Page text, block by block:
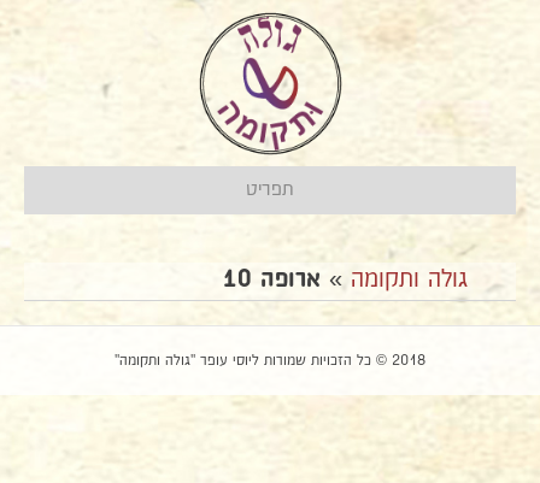
תפריט
גולה ותקומה » ארופה 10
2018 © כל הזכויות שמורות ליוסי עופר "גולה ותקומה"